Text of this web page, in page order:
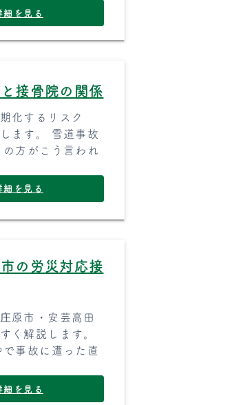
細を見る
接骨院の関係
化するリスク
ます。 雪道事故
方がこう言われ
細を見る
の労災対応接
原市・安芸高田
く解説します。
事故に遭った直
細を見る